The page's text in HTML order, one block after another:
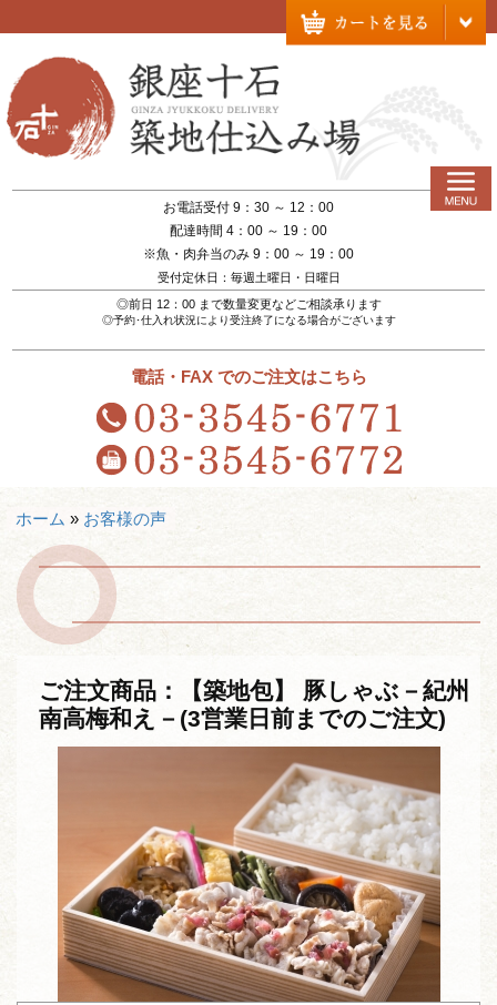
お電話受付 9：30 ～ 12：00
配達時間 4：00 ～ 19：00
※魚・肉弁当のみ 9：00 ～ 19：00
受付定休日：毎週土曜日・日曜日
◎前日 12：00 まで数量変更などご相談承ります
◎予約･仕入れ状況により受注終了になる場合がございます
電話・FAX でのご注文はこちら
ホーム » お客様の声
ご注文商品：【築地包】 豚しゃぶ－紀州
南高梅和え－(3営業日前までのご注文)